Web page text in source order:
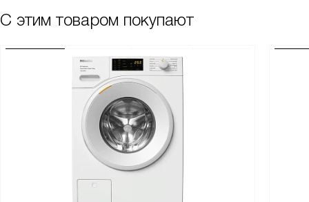
С этим товаром покупают